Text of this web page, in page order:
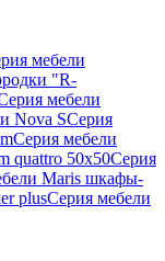
мебели
"R-
мебели
Nova SСерия
Серия мебели
quattro 50x50Серия
Maris шкафы-
plusСерия мебели